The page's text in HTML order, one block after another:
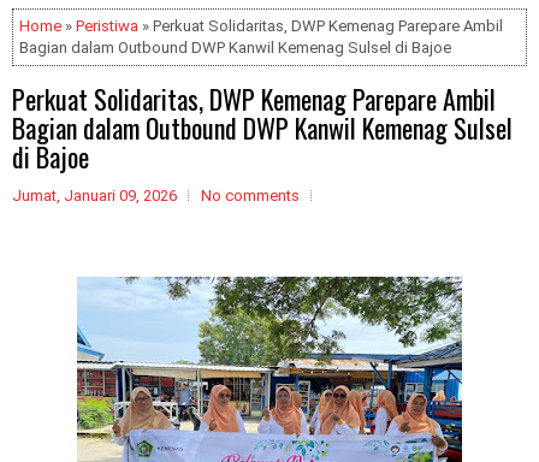
Home » Peristiwa » Perkuat Solidaritas, DWP Kemenag Parepare Ambil
Bagian dalam Outbound DWP Kanwil Kemenag Sulsel di Bajoe
Perkuat Solidaritas, DWP Kemenag Parepare Ambil
Bagian dalam Outbound DWP Kanwil Kemenag Sulsel
di Bajoe
Jumat, Januari 09, 2026 No comments